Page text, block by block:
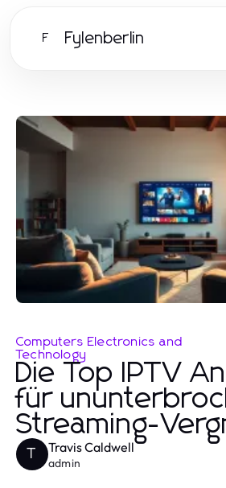
F Fylenberlin
Computers Electronics and
Technology
Die Top IPTV
für
Streaming-
T Travis Caldwell
admin